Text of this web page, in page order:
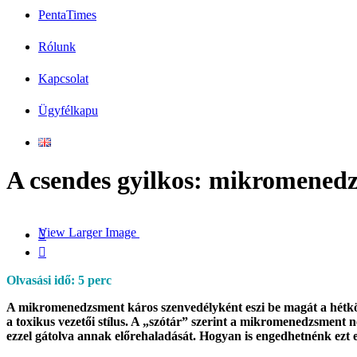
PentaTimes
Rólunk
Kapcsolat
Ügyfélkapu
A csendes gyilkos:
View Larger Image


Olvasási idő: 5 perc
A mikromenedzsment káros szenvedélyként eszi be magát a
a toxikus vezetői stílus. A „szótár” szerint a
ezzel gátolva annak előrehaladását. Hogyan is engedhetnénk